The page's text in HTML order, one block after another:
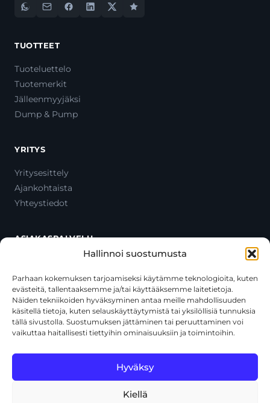
Hallinnoi suostumusta
Parhaan kokemuksen tarjoamiseksi käytämme teknologioita, kuten
evästeitä, tallentaaksemme ja/tai käyttääksemme laitetietoja.
Näiden tekniikoiden hyväksyminen antaa meille mahdollisuuden
käsitellä tietoja, kuten selauskäyttäytymistä tai yksilöllisiä tunnuksia
tällä sivustolla. Suostumuksen jättäminen tai peruuttaminen voi
vaikuttaa haitallisesti tiettyihin ominaisuuksiin ja toimintoihin.
Hyväksy
Kiellä
TUOTTEET
Tuoteluettelo
Tuotemerkit
Jälleenmyyjäksi
Dump & Pump
YRITYS
Yritysesittely
Ajankohtaista
Yhteystiedot
ASIAKASPALVELU
Oma tili
Maksutavat
Toimitustavat
Usein kysytyt kysymykset
+358 44 270 3795
asiakaspalvelu@toolcat.fi